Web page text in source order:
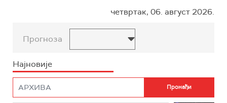
четвртак, 06. август 2026.
Прогноза
Најновије